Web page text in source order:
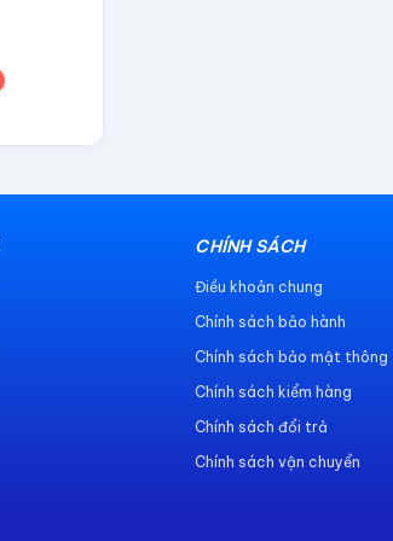
CHÍNH SÁCH
Điều khoản chung
Chính sách bảo hành
Chính sách bảo mật thông
Chính sách kiểm hàng
Chính sách đổi trả
Chính sách vận chuyển